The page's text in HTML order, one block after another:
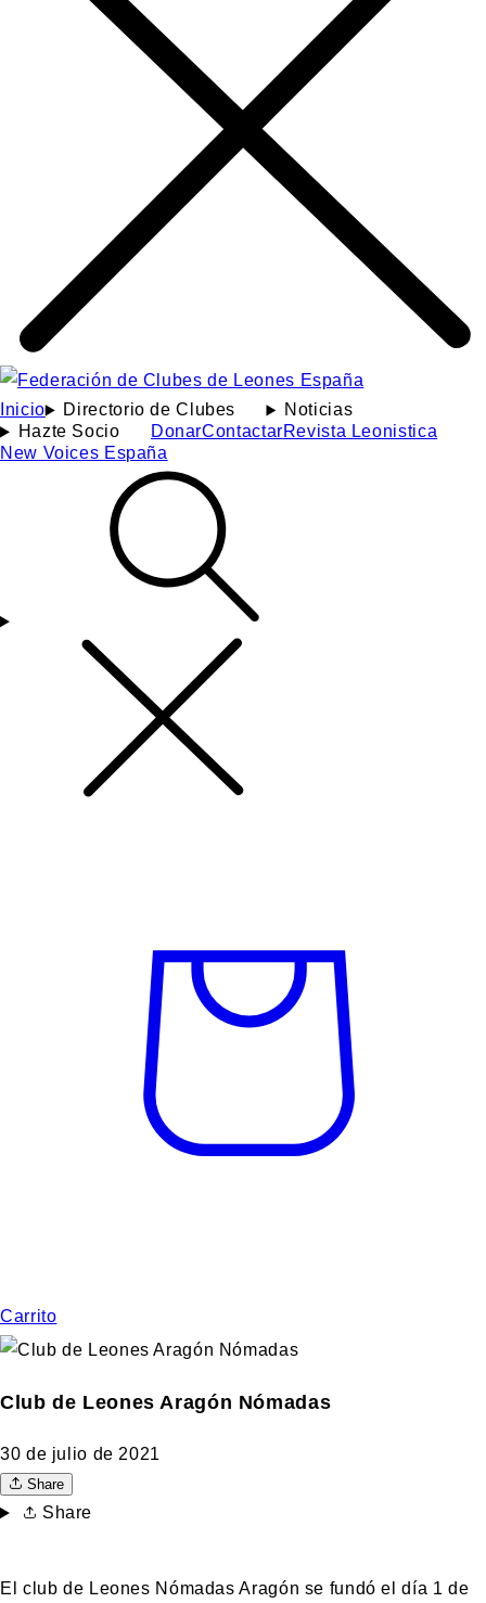
Inicio Directorio de Clubes
Noticias
Hazte Socio
DonarContactarRevista Leonistica
New Voices España
Carrito
Club de Leones Aragón Nómadas
30 de julio de 2021
Share
Share
El club de Leones Nómadas Aragón se fundó el día 1 de